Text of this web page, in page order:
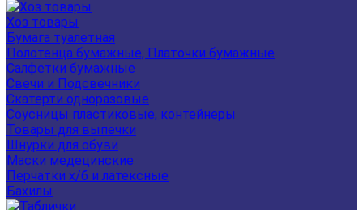
Хоз товары
Бумага туалетная
Полотенца бумажные, Платочки бумажные
Салфетки бумажные
Свечи и Подсвечники
Скатерти одноразовые
Соусницы пластиковые, контейнеры
Товары для выпечки
Шнурки для обуви
Маски медецинские
Перчатки х/б и латексные
Бахилы